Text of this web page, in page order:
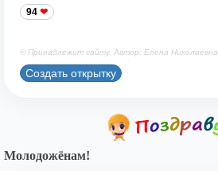
94
© Принадлежит сайту. Автор: Елена Николаевна
Создать открытку
Молодожёнам!